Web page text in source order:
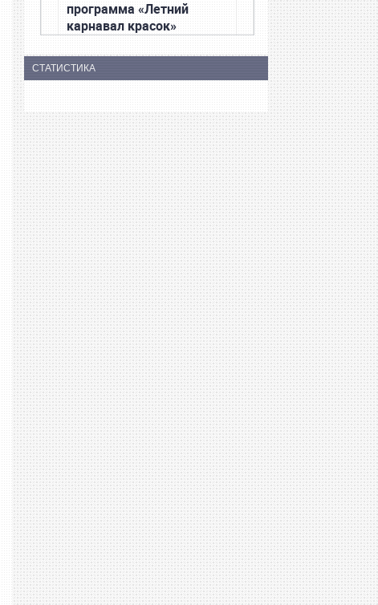
СТАТИСТИКА